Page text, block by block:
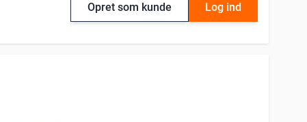
Opret som kunde Log ind